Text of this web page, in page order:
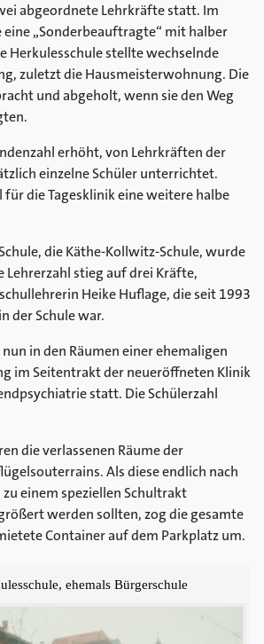
abgeordnete Lehrkräfte statt. Im
„Sonderbeauftragte“ mit halber
Herkulesschule stellte wechselnde
zuletzt die Hausmeisterwohnung. Die
und abgeholt, wenn sie den Weg
erhöht, von Lehrkräften der
einzelne Schüler unterrichtet.
die Tagesklinik eine weitere halbe
die Käthe-Kollwitz-Schule, wurde
Lehrerzahl stieg auf drei Kräfte,
Heike Huflage, die seit 1993
der Schule war.
in den Räumen einer ehemaligen
im Seitentrakt der neueröffneten Klinik
statt. Die Schülerzahl
die verlassenen Räume der
Als diese endlich nach
einem speziellen Schultrakt
werden sollten, zog die gesamte
Container auf dem Parkplatz um.
ehemals Bürgerschule